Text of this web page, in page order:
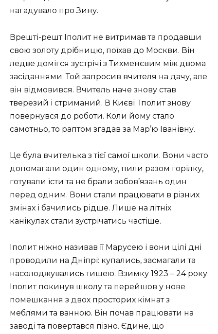
нагадувало про Зину.
Врешті-решт Іполит не витримав та продавши
свою золоту дрібницю, поїхав до Москви. Він
ледве домігся зустрічі з Тихменєвим між двома
засіданнями. Той запросив вчителя на дачу, але
він відмовився. Вчитель наче знову став
тверезий і стриманий. В Києві Іполит знову
повернувся до роботи. Коли йому стало
самотньо, то раптом згадав за Мар’ю Іванівну.
Це була вчителька з тієї самої школи. Вони часто
допомагали один одному, пили разом горілку,
готували їсти та не брали зобов’язань один
перед одним. Вони стали працювати в різних
змінах і бачились рідше. Лише на літніх
канікулах стали зустрічатись частіше.
Іполит ніжно називав її Марусею і вони цілі дні
проводили на Дніпрі: купались, засмагали та
насолоджувались тишею. Взимку 1923 – 24 року
Іполит покинув школу та перейшов у нове
помешкання з двох просторих кімнат з
меблями та ванною. Він почав працювати на
заводі та повертався пізно. Єдине, що